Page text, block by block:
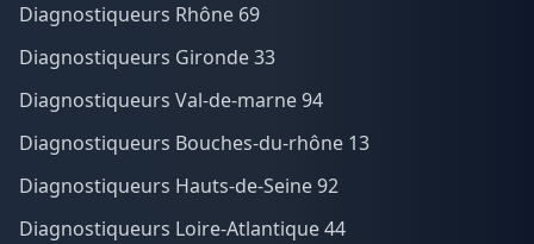
Diagnostiqueurs Rhône 69
Diagnostiqueurs Gironde 33
Diagnostiqueurs Val-de-marne 94
Diagnostiqueurs Bouches-du-rhône 13
Diagnostiqueurs Hauts-de-Seine 92
Diagnostiqueurs Loire-Atlantique 44